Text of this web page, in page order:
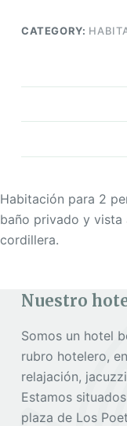
CATEGORY:
Habitación para 2
baño privado y vista
cordillera.
Nuestro
Somos un hotel
rubro hotelero,
relajación,
Estamos
plaza de Los